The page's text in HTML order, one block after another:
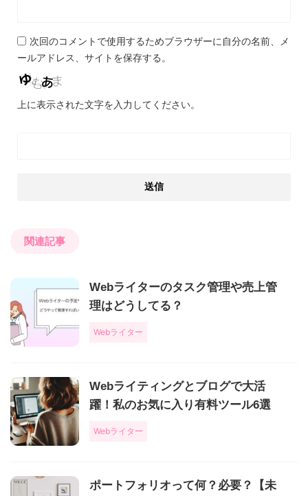
次回のコメントで使用するためブラウザーに自分の名前、メ
ールアドレス、サイトを保存する。
上に表示された文字を入力してください。
関連記事
Webライターのタスク管理や売上管
理はどうしてる？
Webライター
Webライティングとブログで大活
躍！私のお気に入り有料ツール6選
Webライター
ポートフォリオって何？必要？【未